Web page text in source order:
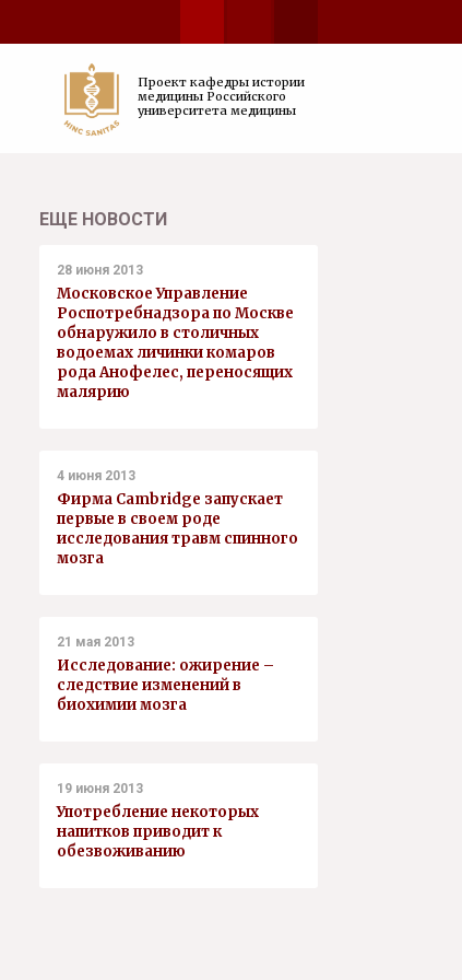
Проект кафедры истории
медицины Российского
университета медицины
ЕЩЕ НОВОСТИ
28 июня 2013
Московское Управление
Роспотребнадзора по Москве
обнаружило в столичных
водоемах личинки комаров
рода Анофелес, переносящих
малярию
4 июня 2013
Фирма Cambridge запускает
первые в своем роде
исследования травм спинного
мозга
21 мая 2013
Исследование: ожирение –
следствие изменений в
биохимии мозга
19 июня 2013
Употребление некоторых
напитков приводит к
обезвоживанию